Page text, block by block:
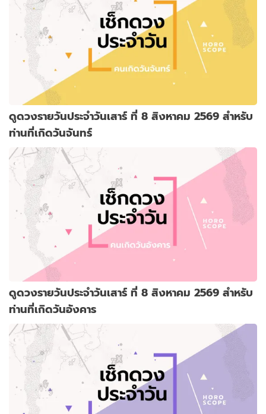
ดูดวงรายวันประจำวันเสาร์ ที่ 8 สิงหาคม 2569 สำหรับ
ท่านที่เกิดวันจันทร์
ดูดวงรายวันประจำวันเสาร์ ที่ 8 สิงหาคม 2569 สำหรับ
ท่านที่เกิดวันอังคาร